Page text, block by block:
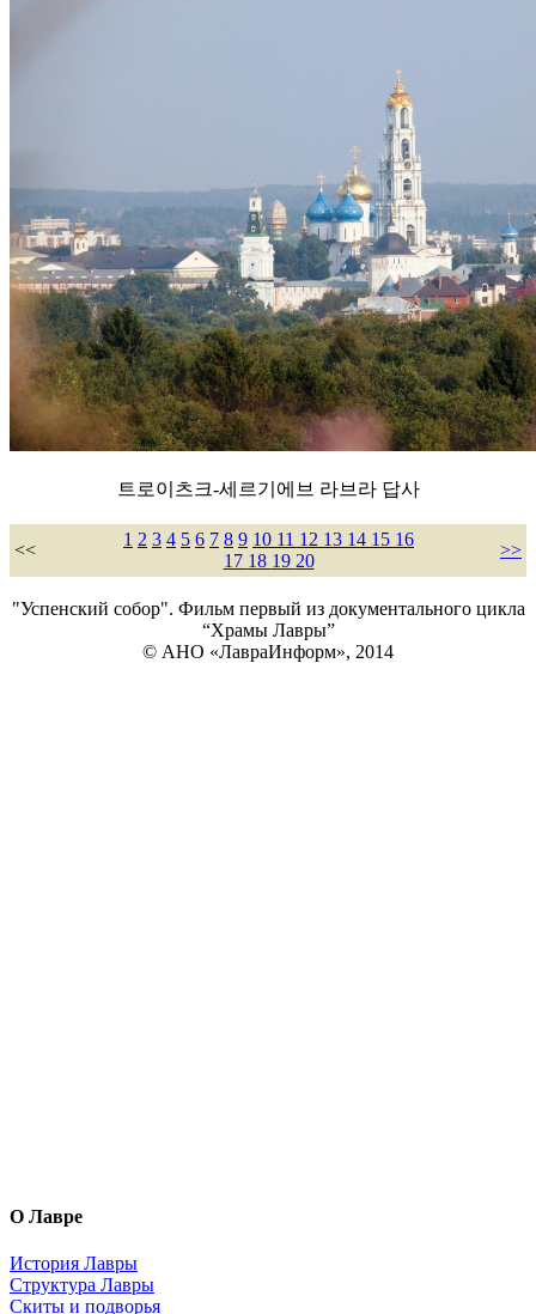
트로이츠크-세르기에브 라브라 답사
<<
1 2 3 4 5 6 7 8 9 10 11 12 13 14 15 16
17 18 19 20
>>
"Успенский собор". Фильм первый из документального цикла
“Храмы Лавры”
© АНО «ЛавраИнформ», 2014
О Лавре
История Лавры
Структура Лавры
Скиты и подворья